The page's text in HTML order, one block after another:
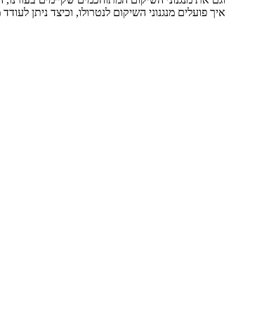
איך פועלים מנגנוני השיקום לנטרולו, וכיצד ניתן